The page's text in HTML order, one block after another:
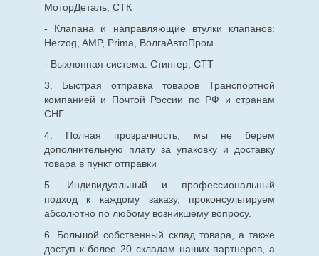
МоторДеталь, СТК
- Клапана и направляющие втулки клапанов:
Herzog, AMP, Prima, ВолгаАвтоПром
- Выхлопная система: Стингер, СТТ
3. Быстрая отправка товаров Транспортной
компанией и Почтой России по РФ и странам
СНГ
4. Полная прозрачность, мы не берем
дополнительную плату за упаковку и доставку
товара в пункт отправки
5. Индивидуальный и профессиональный
подход к каждому заказу, проконсультируем
абсолютно по любому возникшему вопросу.
6. Большой собственный склад товара, а также
доступ к более 20 складам наших партнеров, а